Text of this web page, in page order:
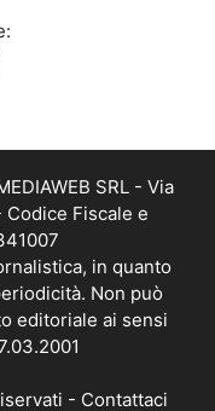
SRL - Via
Codice Fiscale e
in quanto
Non può
editoriale ai sensi
- Contattaci